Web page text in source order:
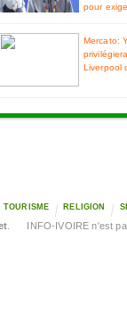
pour
Mercato:
Liverpool
TOURISME RELIGION
. INFO-IVOIRE n'est